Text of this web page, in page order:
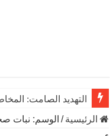
التهديد الصامت:
الرئيسية/ الوسم: نبات